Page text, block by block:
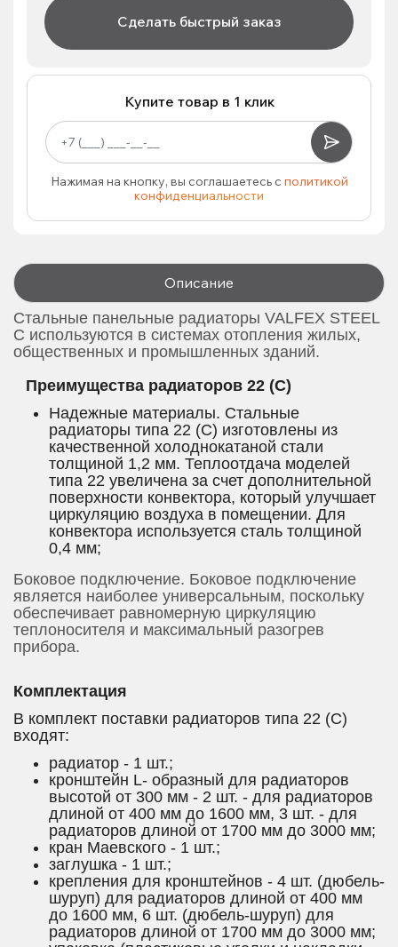
Сделать быстрый заказ
Купите товар в 1 клик
Нажимая на кнопку, вы соглашаетесь с политикой
конфиденциальности
Описание
Стальные панельные радиаторы VALFEX STEEL
C используются в системах отопления жилых,
общественных и промышленных зданий.
Преимущества радиаторов 22 (C)
Надежные материалы. Стальные
радиаторы типа 22 (C) изготовлены из
качественной холоднокатаной стали
толщиной 1,2 мм. Теплоотдача моделей
типа 22 увеличена за счет дополнительной
поверхности конвектора, который улучшает
циркуляцию воздуха в помещении. Для
конвектора используется сталь толщиной
0,4 мм;
Боковое подключение. Боковое подключение
является наиболее универсальным, поскольку
обеспечивает равномерную циркуляцию
теплоносителя и максимальный разогрев
прибора.
Комплектация
В комплект поставки радиаторов типа 22 (C)
входят:
радиатор - 1 шт.;
кронштейн L- образный для радиаторов
высотой от 300 мм - 2 шт. - для радиаторов
длиной от 400 мм до 1600 мм, 3 шт. - для
радиаторов длиной от 1700 мм до 3000 мм;
кран Маевского - 1 шт.;
заглушка - 1 шт.;
крепления для кронштейнов - 4 шт. (дюбель-
шуруп) для радиаторов длиной от 400 мм
до 1600 мм, 6 шт. (дюбель-шуруп) для
радиаторов длиной от 1700 мм до 3000 мм;